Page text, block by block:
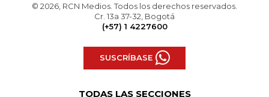
© 2026, RCN Medios. Todos los derechos reservados.
Cr. 13a 37-32, Bogotá
(+57) 1 4227600
SUSCRÍBASE
TODAS LAS SECCIONES